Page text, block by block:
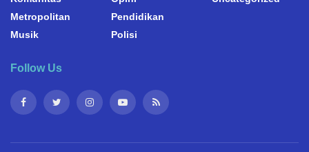
Metropolitan
Musik
Pendidikan
Polisi
Follow Us